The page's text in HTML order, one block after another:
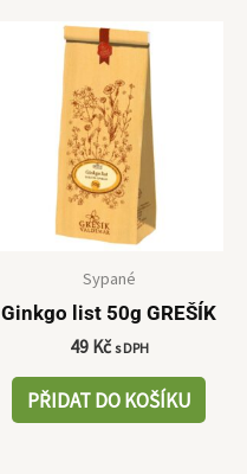
Sypané
Ginkgo list 50g GREŠÍK
49 Kč s DPH
PŘIDAT DO KOŠÍKU